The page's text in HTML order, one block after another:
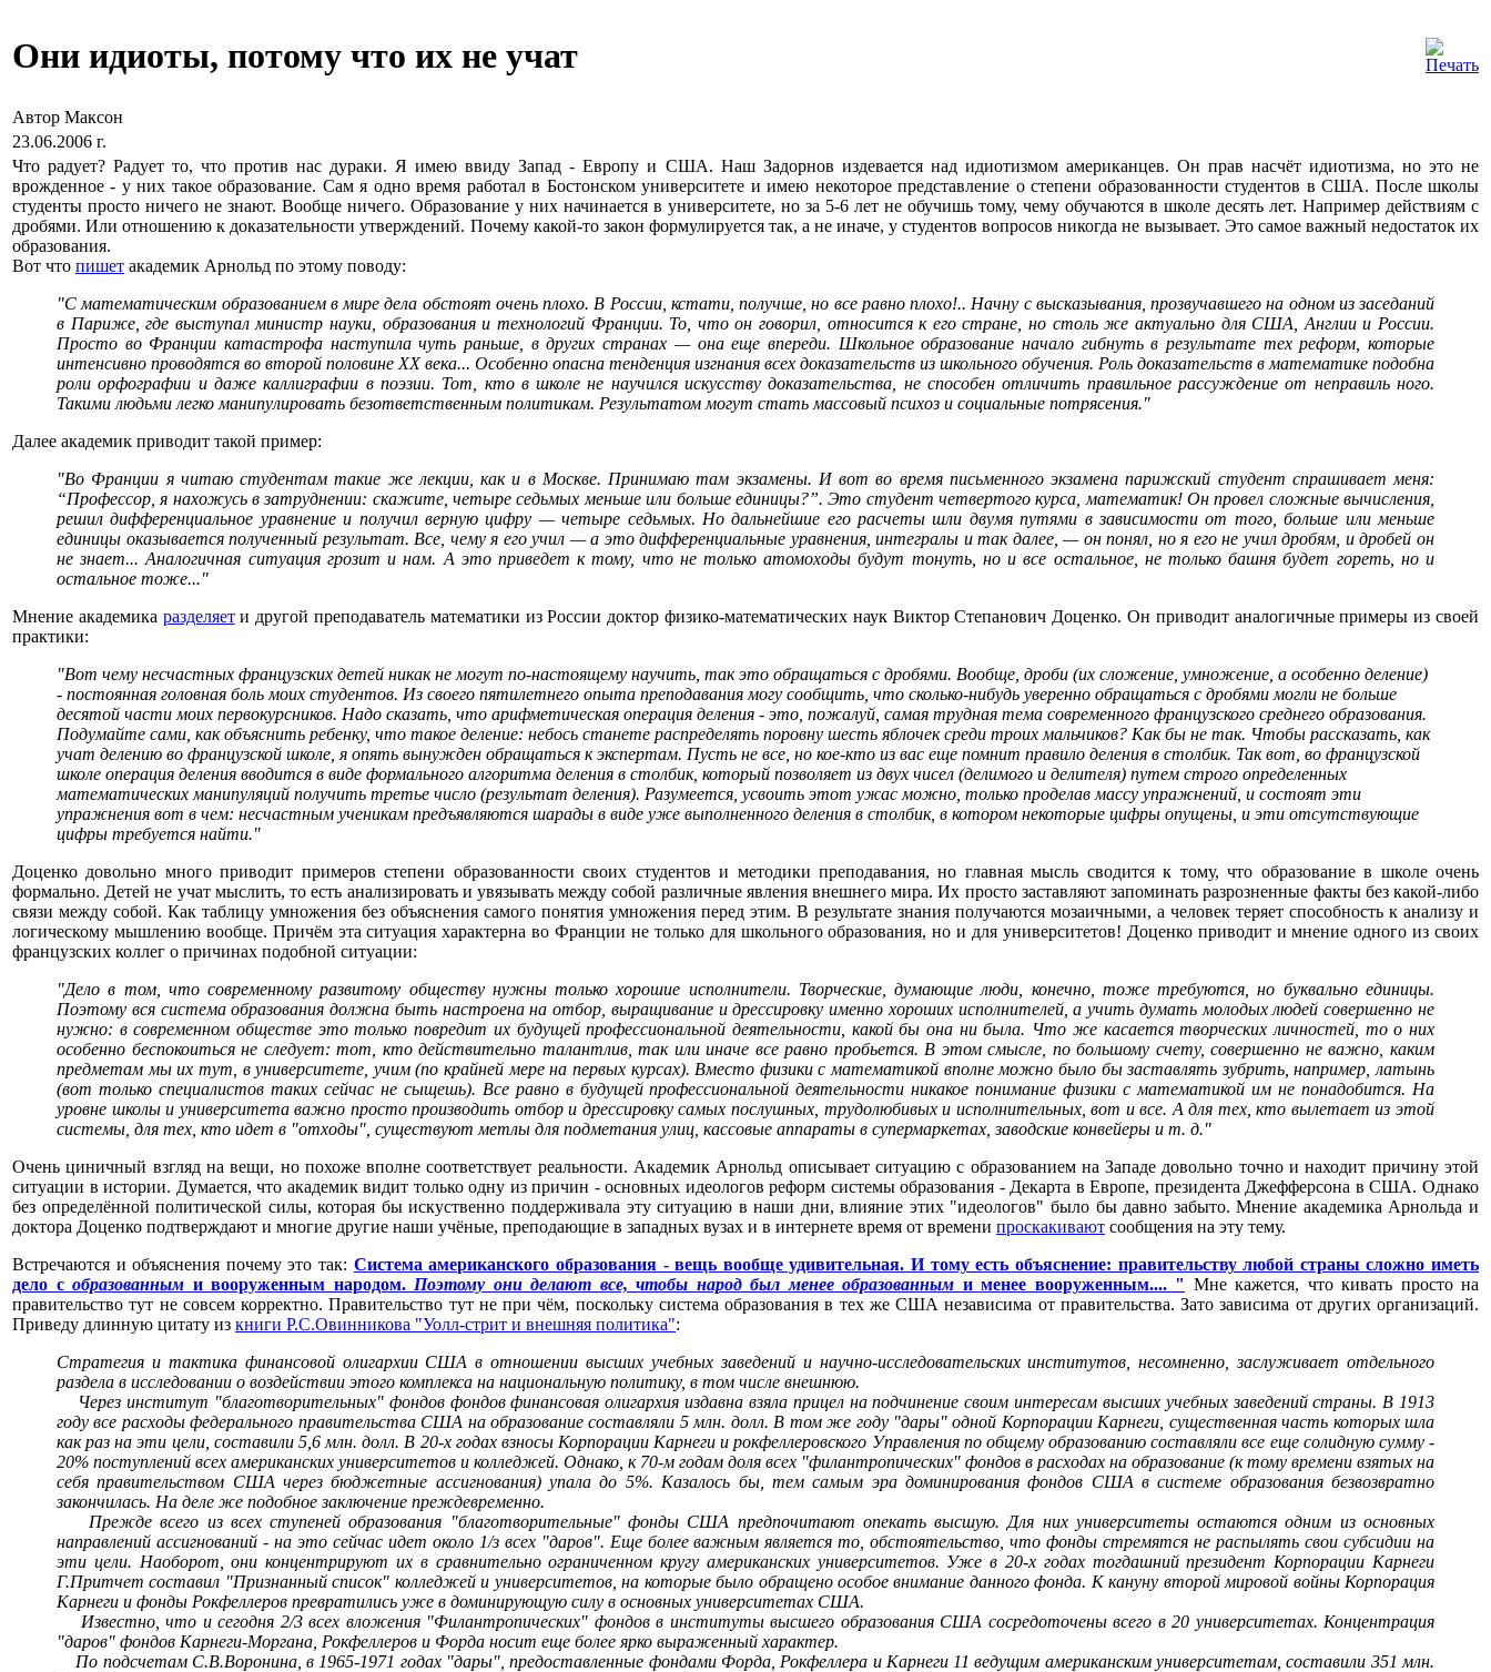
Они идиоты, потому что их не учат
Автор Максон
23.06.2006 г.
Что радует? Радует то, что против нас дураки. Я имею ввиду Запад - Европу и США. Наш Задорнов издевается над идиотизмом американцев. Он прав насчёт идиотизма, но это не
врожденное - у них такое образование. Сам я одно время работал в Бостонском университете и имею некоторое представление о степени образованности студентов в США. После школы
студенты просто ничего не знают. Вообще ничего. Образование у них начинается в университете, но за 5-6 лет не обучишь тому, чему обучаются в школе десять лет. Например действиям с
дробями. Или отношению к доказательности утверждений. Почему какой-то закон формулируется так, а не иначе, у студентов вопросов никогда не вызывает. Это самое важный недостаток их
образования.
Вот что пишет академик Арнольд по этому поводу:
"С математическим образованием в мире дела обстоят очень плохо. В России, кстати, получше, но все равно плохо!.. Начну с высказывания, прозвучавшего на одном из заседаний
в Париже, где выступал министр науки, образования и технологий Франции. То, что он говорил, относится к его стране, но столь же актуально для США, Англии и России.
Просто во Франции катастрофа наступила чуть раньше, в других странах — она еще впереди. Школьное образование начало гибнуть в результате тех реформ, которые
интенсивно проводятся во второй половине ХХ века... Особенно опасна тенденция изгнания всех доказательств из школьного обучения. Роль доказательств в математике подобна
роли орфографии и даже каллиграфии в поэзии. Тот, кто в школе не научился искусству доказательства, не способен отличить правильное рассуждение от неправиль ного.
Такими людьми легко манипулировать безответственным политикам. Результатом могут стать массовый психоз и социальные потрясения."
Далее академик приводит такой пример:
"Во Франции я читаю студентам такие же лекции, как и в Москве. Принимаю там экзамены. И вот во время письменного экзамена парижский студент спрашивает меня:
“Профессор, я нахожусь в затруднении: скажите, четыре седьмых меньше или больше единицы?”. Это студент четвертого курса, математик! Он провел сложные вычисления,
решил дифференциальное уравнение и получил верную цифру — четыре седьмых. Но дальнейшие его расчеты шли двумя путями в зависимости от того, больше или меньше
единицы оказывается полученный результат. Все, чему я его учил — а это дифференциальные уравнения, интегралы и так далее, — он понял, но я его не учил дробям, и дробей он
не знает... Аналогичная ситуация грозит и нам. А это приведет к тому, что не только атомоходы будут тонуть, но и все остальное, не только башня будет гореть, но и
остальное тоже..."
Мнение академика разделяети другой преподаватель математики из России доктор физико-математических наук Виктор Степанович Доценко. Он приводит аналогичные примеры из своей
практики:
"Вот чему несчастных французских детей никак не могут по-настоящему научить, так это обращаться с дробями. Вообще, дроби (их сложение, умножение, а особенно деление)
- постоянная головная боль моих студентов. Из своего пятилетнего опыта преподавания могу сообщить, что сколько-нибудь уверенно обращаться с дробями могли не больше
десятой части моих первокурсников. Надо сказать, что арифметическая операция деления - это, пожалуй, самая трудная тема современного французского среднего образования.
Подумайте сами, как объяснить ребенку, что такое деление: небось станете распределять поровну шесть яблочек среди троих мальчиков? Как бы не так. Чтобы рассказать, как
учат делению во французской школе, я опять вынужден обращаться к экспертам. Пусть не все, но кое-кто из вас еще помнит правило деления в столбик. Так вот, во французской
школе операция деления вводится в виде формального алгоритма деления в столбик, который позволяет из двух чисел (делимого и делителя) путем строго определенных
математических манипуляций получить третье число (результат деления). Разумеется, усвоить этот ужас можно, только проделав массу упражнений, и состоят эти
упражнения вот в чем: несчастным ученикам предъявляются шарады в виде уже выполненного деления в столбик, в котором некоторые цифры опущены, и эти отсутствующие
цифры требуется найти."
Доценко довольно много приводит примеров степени образованности своих студентов и методики преподавания, но главная мысль сводится к тому, что образование в школе очень
формально. Детей не учат мыслить, то есть анализировать и увязывать между собой различные явления внешнего мира. Их просто заставляют запоминать разрозненные факты без какой-либо
связи между собой. Как таблицу умножения без объяснения самого понятия умножения перед этим. В результате знания получаются мозаичными, а человек теряет способность к анализу и
логическому мышлению вообще. Причём эта ситуация характерна во Франции не только для школьного образования, но и для университетов! Доценко приводит и мнение одного из своих
французских коллег о причинах подобной ситуации:
"Дело в том, что современному развитому обществу нужны только хорошие исполнители. Творческие, думающие люди, конечно, тоже требуются, но буквально единицы.
Поэтому вся система образования должна быть настроена на отбор, выращивание и дрессировку именно хороших исполнителей, а учить думать молодых людей совершенно не
нужно: в современном обществе это только повредит их будущей профессиональной деятельности, какой бы она ни была. Что же касается творческих личностей, то о них
особенно беспокоиться не следует: тот, кто действительно талантлив, так или иначе все равно пробьется. В этом смысле, по большому счету, совершенно не важно, каким
предметам мы их тут, в университете, учим (по крайней мере на первых курсах). Вместо физики с математикой вполне можно было бы заставлять зубрить, например, латынь
(вот только специалистов таких сейчас не сыщешь). Все равно в будущей профессиональной деятельности никакое понимание физики с математикой им не понадобится. На
уровне школы и университета важно просто производить отбор и дрессировку самых послушных, трудолюбивых и исполнительных, вот и все. А для тех, кто вылетает из этой
системы, для тех, кто идет в "отходы", существуют метлы для подметания улиц, кассовые аппараты в супермаркетах, заводские конвейеры и т. д."
Очень циничный взгляд на вещи, но похоже вполне соответствует реальности. Академик Арнольд описывает ситуацию с образованием на Западе довольно точно и находит причину этой
ситуации в истории. Думается, что академик видит только одну из причин - основных идеологов реформ системы образования - Декарта в Европе, президента Джефферсона в США. Однако
без определённой политической силы, которая бы искуственно поддерживала эту ситуацию в наши дни, влияние этих "идеологов" было бы давно забыто. Мнение академика Арнольда и
доктора Доценко подтверждают и многие другие наши учёные, преподающие в западных вузах и в интернете время от времени проскакивают сообщения на эту тему.
Встречаются и объяснения почему это так: Система американского образования - вещь вообще удивительная. И тому есть объяснение: правительству любой страны сложно иметь
дело с образованным и вооруженным народом. Поэтому они делают все, чтобы народ был менее образованным и менее вооруженным.... " Мне кажется, что кивать просто на
правительство тут не совсем корректно. Правительство тут не при чём, поскольку система образования в тех же США независима от правительства. Зато зависима от других организаций.
Приведу длинную цитату из книги Р.С.Овинникова "Уолл-стрит и внешняя политика":
Стратегия и тактика финансовой олигархии США в отношении высших учебных заведений и научно-исследовательских институтов, несомненно, заслуживает отдельного
раздела в исследовании о воздействии этого комплекса на национальную политику, в том числе внешнюю.
Через институт "благотворительных" фондов фондов финансовая олигархия издавна взяла прицел на подчинение своим интересам высших учебных заведений страны. В 1913
году все расходы федерального правительства США на образование составляли 5 млн. долл. В том же году "дары" одной Корпорации Карнеги, существенная часть которых шла
как раз на эти цели, составили 5,6 млн. долл. В 20-х годах взносы Корпорации Карнеги и рокфеллеровского Управления по общему образованию составляли все еще солидную сумму -
20% поступлений всех американских университетов и колледжей. Однако, к 70-м годам доля всех "филантропических" фондов в расходах на образование (к тому времени взятых на
себя правительством США через бюджетные ассигнования) упала до 5%. Казалось бы, тем самым эра доминирования фондов США в системе образования безвозвратно
закончилась. На деле же подобное заключение преждевременно.
Прежде всего из всех ступеней образования "благотворительные" фонды США предпочитают опекать высшую. Для них университеты остаются одним из основных
направлений ассигнований - на это сейчас идет около 1/з всех "даров". Еще более важным является то, обстоятельство, что фонды стремятся не распылять свои субсидии на
эти цели. Наоборот, они концентрируют их в сравнительно ограниченном кругу американских университетов. Уже в 20-х годах тогдашний президент Корпорации Карнеги
Г.Притчет составил "Признанный список" колледжей и университетов, на которые было обращено особое внимание данного фонда. К кануну второй мировой войны Корпорация
Карнеги и фонды Рокфеллеров превратились уже в доминирующую силу в основных университетах США.
Известно, что и сегодня 2/3 всех вложения "Филантропических" фондов в институты высшего образования США сосредоточены всего в 20 университетах. Концентрация
"даров" фондов Карнеги-Моргана, Рокфеллеров и Форда носит еще более ярко выраженный характер.
По подсчетам С.В.Воронина, в 1965-1971 годах "дары", предоставленные фондами Форда, Рокфеллера и Карнеги 11 ведущим американским университетам, составили 351 млн.